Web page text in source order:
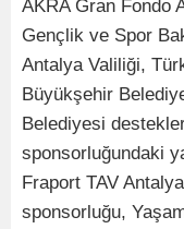
AKRA Gran Fondo
Gençlik ve Spor
Antalya Valiliği,
Büyükşehir
Belediyesi
sponsorluğundaki
Fraport TAV
sponsorluğu,